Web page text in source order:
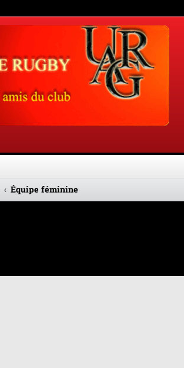
Équipe féminine